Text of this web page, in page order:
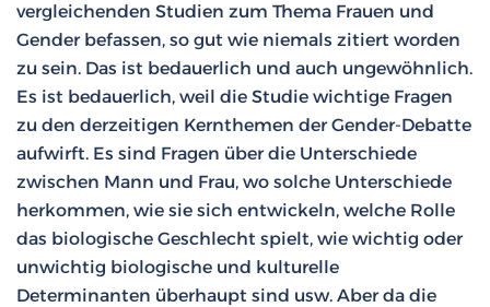
vergleichenden Studien zum Thema Frauen und
Gender befassen, so gut wie niemals zitiert worden
zu sein. Das ist bedauerlich und auch ungewöhnlich.
Es ist bedauerlich, weil die Studie wichtige Fragen
zu den derzeitigen Kernthemen der Gender-Debatte
aufwirft. Es sind Fragen über die Unterschiede
zwischen Mann und Frau, wo solche Unterschiede
herkommen, wie sie sich entwickeln, welche Rolle
das biologische Geschlecht spielt, wie wichtig oder
unwichtig biologische und kulturelle
Determinanten überhaupt sind usw. Aber da die